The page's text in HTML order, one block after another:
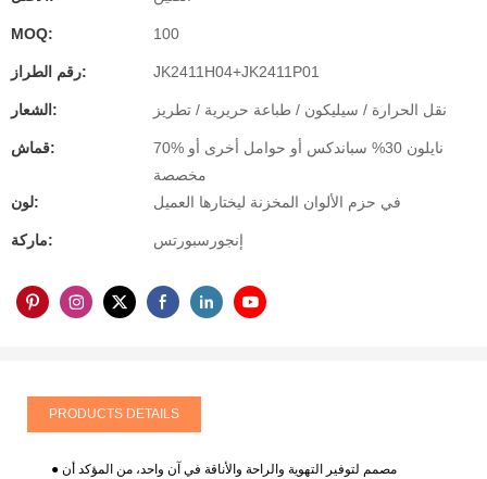
MOQ: 100
رقم الطراز: JK2411H04+JK2411P01
الشعار: نقل الحرارة / سيليكون / طباعة حريرية / تطريز
قماش:
70% نايلون 30% سباندكس أو حوامل أخرى أو
مخصصة
لون:
في حزم الألوان المخزنة ليختارها العميل
ماركة: إنجورسبورتس
PRODUCTS DETAILS
● مصمم لتوفير التهوية والراحة والأناقة في آن واحد، من المؤكد أن